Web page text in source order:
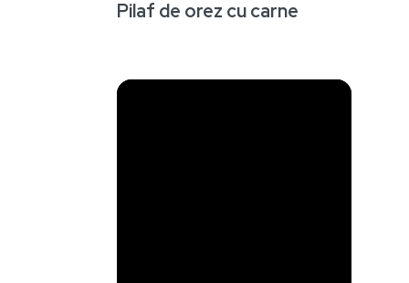
Pilaf de orez cu carne